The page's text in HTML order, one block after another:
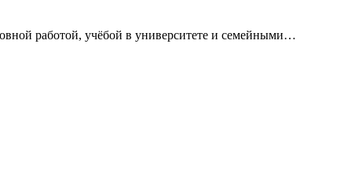
работой, учёбой в университете и семейными…